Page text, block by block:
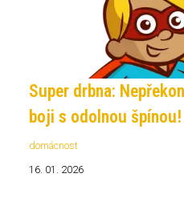
Super drbna:
boji s odolnou špínou!
domácnost
16. 01. 2026